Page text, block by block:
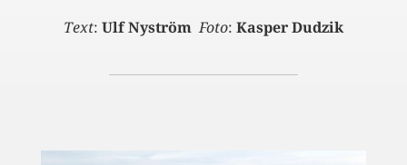
Text: Ulf Nyström Foto: Kasper Dudzik